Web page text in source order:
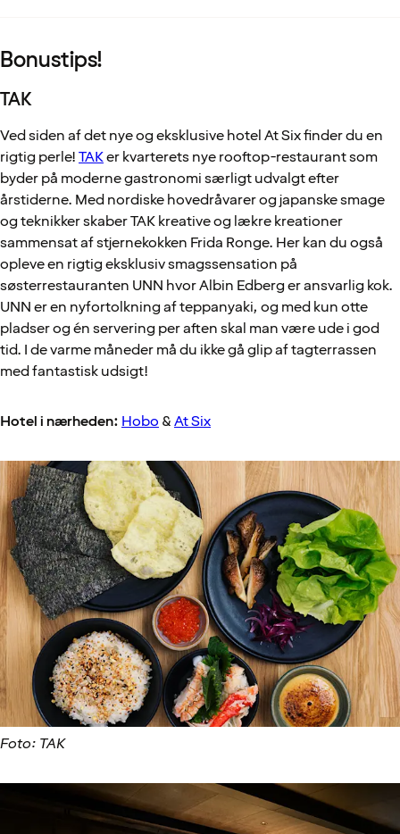
Bonustips!
TAK
Ved siden af det nye og eksklusive hotel At Six finder du en
rigtig perle!TAKer kvarterets nye rooftop-restaurant som
byder på moderne gastronomi særligt udvalgt efter
årstiderne. Med nordiske hovedråvarer og japanske smage
og teknikker skaber TAK kreative og lækre kreationer
sammensat af stjernekokken Frida Ronge. Her kan du også
opleve en rigtig eksklusiv smagssensation på
søsterrestauranten UNN hvor Albin Edberg er ansvarlig kok.
UNN er en nyfortolkning af teppanyaki, og med kun otte
pladser og én servering per aften skal man være ude i god
tid. I de varme måneder må du ikke gå glip af tagterrassen
med fantastisk udsigt!
Hotel i nærheden: Hobo &At Six
Foto: TAK